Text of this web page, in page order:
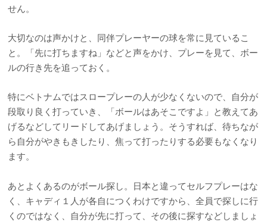
せん。
大切なのは声かけと、同伴プレーヤーの球を常に見ているこ
と。「先に打ちますね」などと声をかけ、プレーを見て、ボー
ルの行き先を追っておく。
特にベトナムではスロープレーの人が少なくないので、自分が
段取り良く打っていき、「ボールはあそこですよ」と教えてあ
げるなどしてリードしてあげましょう。そうすれば、待ちなが
ら自分がやきもきしたり、焦って打ったりする必要もなくなり
ます。
あとよくあるのがボール探し。日本と違ってセルフプレーはな
く、キャディ１人が各自につくわけですから、全員で探しに行
くのではなく、自分が先に打って、その後に探すなどしましょ